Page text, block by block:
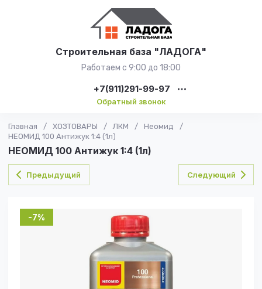
Строительная база "ЛАДОГА"
Работаем с 9:00 до 18:00
+7(911)291-99-97
Обратный звонок
Главная / ХОЗТОВАРЫ / ЛКМ / Неомид
/
НЕОМИД 100 Антижук 1:4 (1л)
НЕОМИД 100 Антижук 1:4 (1л)
Предыдущий Следующий
-7%